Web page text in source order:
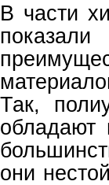
В части
Так,
обладают
они